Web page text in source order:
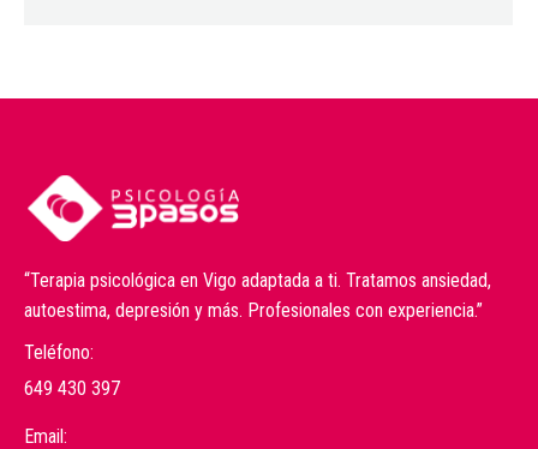
“Terapia psicológica en Vigo adaptada a ti. Tratamos ansiedad,
autoestima, depresión y más. Profesionales con experiencia.”
Teléfono:
649 430 397
Email: